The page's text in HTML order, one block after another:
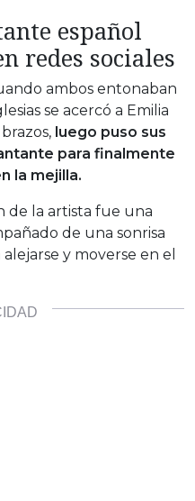
español
redes sociales
ambos entonaban
se acercó a Emilia
luego puso sus
para finalmente
la mejilla.
de la artista fue una
de una sonrisa
y moverse en el